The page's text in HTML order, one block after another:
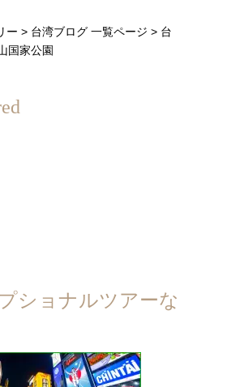
ー > 台湾ブログ 一覧ページ > 台
国家公園
ショナルツアーな